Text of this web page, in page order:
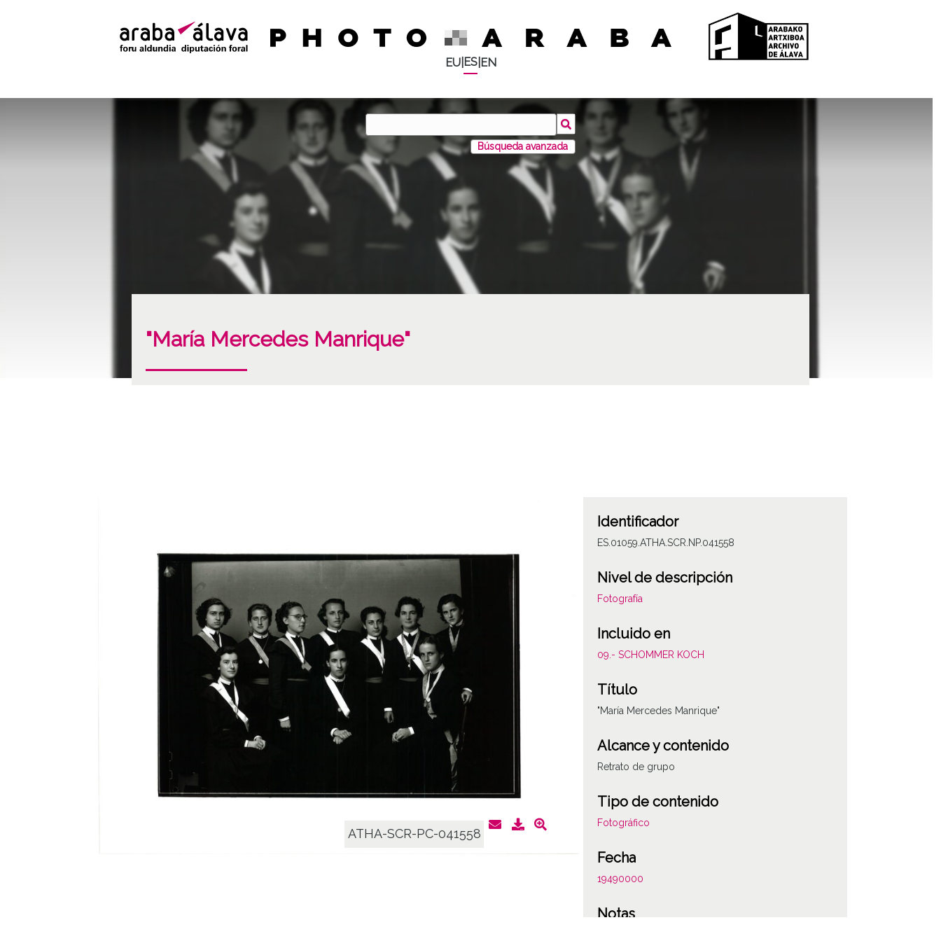
EU| ES| EN
Búsqueda avanzada
"María Mercedes Manrique"
ATHA-SCR-PC-041558
Identificador
ES.01059.ATHA.SCR.NP.041558
Nivel de descripción
Fotografía
Incluido en
09.- SCHOMMER KOCH
Título
"María Mercedes Manrique"
Alcance y contenido
Retrato de grupo
Tipo de contenido
Fotográfico
Fecha
19490000
Notas